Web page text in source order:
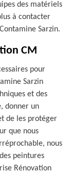
des matériels
à contacter
Sarzin.
CM
pour
Sarzin
et des
donner un
de les protéger
que nous
nous
peintures
Rénovation